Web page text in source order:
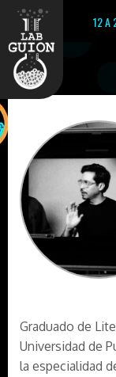
12 A
Graduado de
Universidad de
la especialidad